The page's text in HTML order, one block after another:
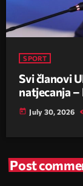
SPORT
Svi članovi
natjecanja
today July 30, 2026
Post